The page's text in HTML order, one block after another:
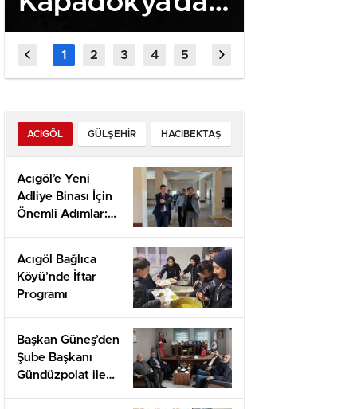
Gece Yürüyüşü
Yaptı
ACIGÖL GÜLŞEHIR HACIBEKTAŞ
Acıgöl’e Yeni
Adliye Binası İçin
Önemli Adımlar:
Değerlendirmesi
Acıgöl Bağlıca
Köyü’nde İftar
Programı
Başkan Güneş’den
Şube Başkanı
Gündüzpolat ile